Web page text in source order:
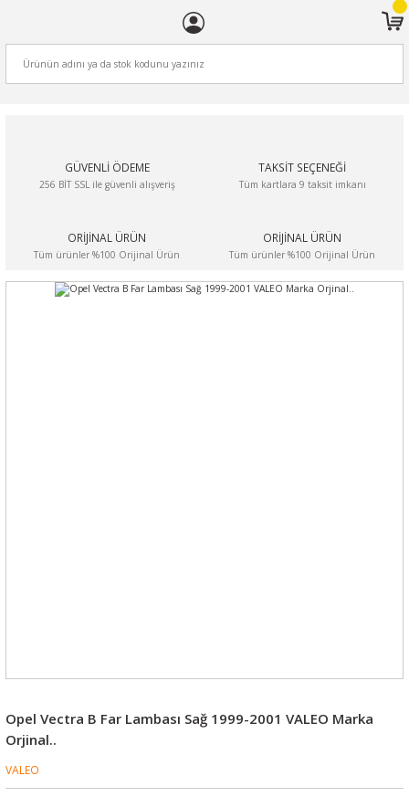
GÜVENLİ ÖDEME
256 BİT SSL ile güvenli alışveriş
TAKSİT SEÇENEĞİ
Tüm kartlara 9 taksit imkanı
ORİJİNAL ÜRÜN
Tüm ürünler %100 Orijinal Ürün
ORİJİNAL ÜRÜN
Tüm ürünler %100 Orijinal Ürün
Opel Vectra B Far Lambası Sağ 1999-2001 VALEO Marka
Orjinal..
VALEO